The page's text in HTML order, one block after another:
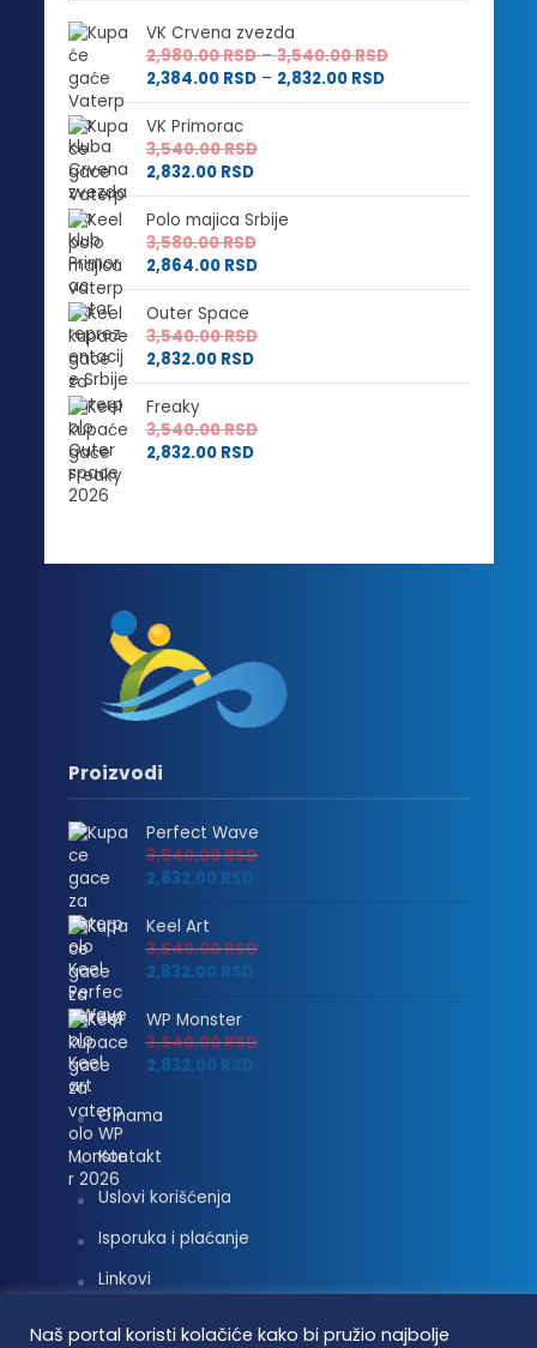
VK Crvena zvezda
2,980.00RSD – 3,540.00RSDRaspon
od
2,384.00 RSD – 2,832.00 RSDRaspon
cena:
2,832.00 RSD
VK Primorac
3,540.00RSD
2,832.00 RSD
Polo majica Srbije
3,580.00RSD
2,864.00 RSD
Outer Space
3,540.00RSD
2,832.00 RSD
Freaky
3,540.00RSD
2,832.00 RSD
Proizvodi
Perfect Wave
3,540.00RSD
2,832.00 RSD
Keel Art
3,540.00RSD
2,832.00 RSD
WP Monster
3,540.00RSD
2,832.00 RSD
O nama
Kontakt
Uslovi korišćenja
Isporuka i plaćanje
Linkovi
Naš portal koristi kolačiće kako bi pružio najbolje